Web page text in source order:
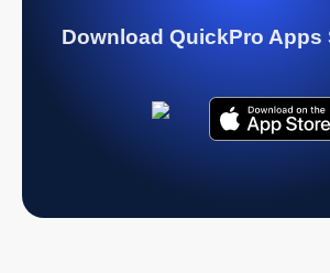
Download QuickPro Apps